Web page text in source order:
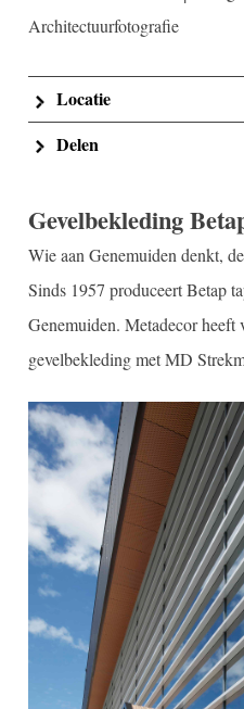
Architectuurfotografie
Locatie
Delen
Gevelbekleding
Wie aan Genemuiden denkt,
Sinds 1957 produceert Betap
Genemuiden. Metadecor heeft
gevelbekleding met MD